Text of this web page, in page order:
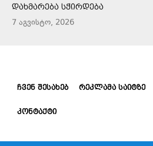
ᲓᲐᲮᲛᲐᲠᲔᲑᲐ ᲡᲭᲘᲠᲓᲔᲑᲐ
7 აგვისტო, 2026
ᲩᲕᲔᲜ ᲨᲔᲡᲐᲮᲔᲑ ᲠᲔᲙᲚᲐᲛᲐ ᲡᲐᲘᲢᲖᲔ
ᲙᲝᲜᲢᲐᲥᲢᲘ